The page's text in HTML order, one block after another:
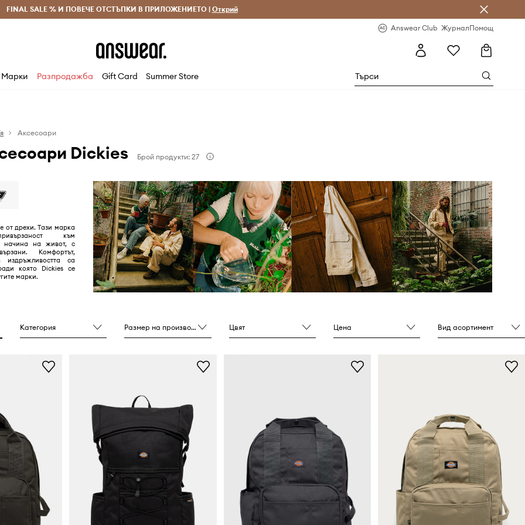
и връщане за поръчки над 70 EUR Доставка 1-5 дни
FINAL SALE % И ПОВЕЧЕ ОТСТЪПКИ В ПРИЛОЖЕНИЕТО | Открий
Answear Club ЖурналПомощ
Марки Разпродажба Gift Card Summer Store
Аксесоари
Dickies Брой продукти: 27
от дрехи. Тaзи марка
към
начина на живот, с
Комфортът,
издръжливостта са
която Dickies се
марки.
Категория Размер на производителя Цвят Цена Вид асортимент